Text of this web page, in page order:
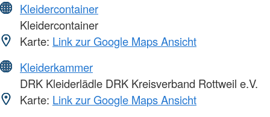
Kleidercontainer
Kleidercontainer
Karte: Link zur Google Maps Ansicht
Kleiderkammer
DRK Kleiderlädle DRK Kreisverband Rottweil e.V.
Karte: Link zur Google Maps Ansicht